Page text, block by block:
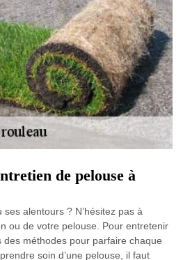
de pelouse à
alentours ? N’hésitez pas à
ou de votre pelouse. Pour entretenir
des méthodes pour parfaire chaque
soin d’une pelouse, il faut